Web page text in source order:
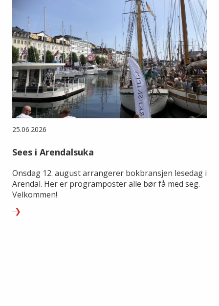
25.06.2026
Sees i Arendalsuka
Onsdag 12. august arrangerer bokbransjen lesedag i
Arendal. Her er programposter alle bør få med seg.
Velkommen!